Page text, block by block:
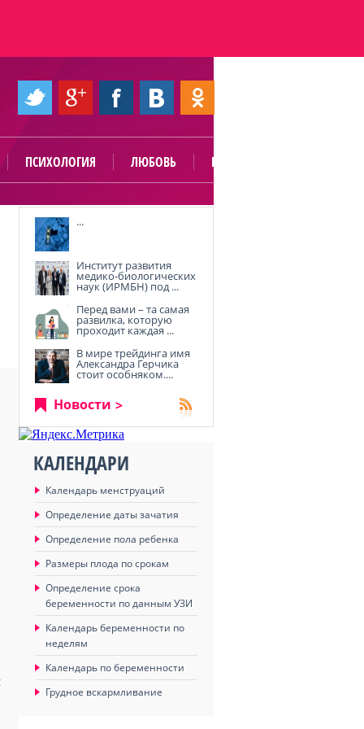
ПСИХОЛОГИЯ ЛЮБОВЬ ПОЛЕЗНО
...
Институт развития
медико-биологических
наук (ИРМБН) под ...
Перед вами – та самая
развилка, которую
проходит каждая ...
В мире трейдинга имя
Александра Герчика
стоит особняком....
Новости
КАЛЕНДАРИ
Календарь менструаций
Определение даты зачатия
Определение пола ребенка
Размеры плода по срокам
Определение срока
беременности по данным УЗИ
Календарь беременности по
неделям
Календарь по беременности
Грудное вскармливание